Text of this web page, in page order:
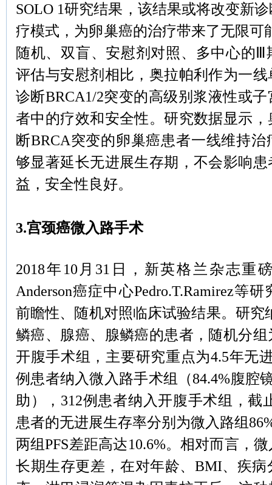
SOLO 1研究结果，该结果或将改变新
疗模式，为卵巢癌的治疗带来了无限可
随机、双盲、安慰剂对照、多中心的Ⅲ
评估与安慰剂相比，奥拉帕利作为一
诊断BRCA1/2突变的高级别浆液性或
者中的疗效和安全性。研究数据显示
断BRCA突变的卵巢癌患者一线维持
够显著延长无进展生存期，不会影响
益，安全性良好。
3.宫颈癌微入路手术
2018年10月31日，新英格兰杂志重
Anderson癌症中心Pedro.T.Ramirez等
前瞻性、随机对照临床试验结果。研究
鳞癌、腺癌、腺鳞癌的患者，随机分
开腹手术组，主要研究重点为4.5年无
例患者纳入微入路手术组（84.4%腹腔
助），312例患者纳入开腹手术组，截
患者的无进展生存率分别为微入路组
两组PFS差距高达10.6%。相对而言，
长期生存更差，在对年龄、BMI、疾